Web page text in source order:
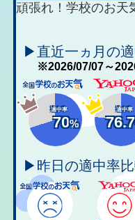
頑張れ！学校のお天
▶直近一ヵ月の
※2026/07/07～
適中率
70%
適中率
76.7
▶昨日の適中率